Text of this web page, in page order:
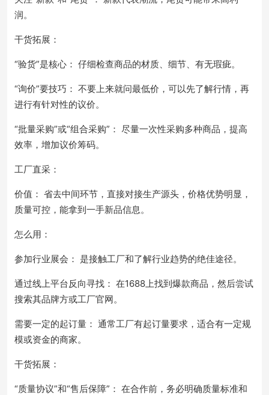
润。
干货拓展：
“验货”是核心： 仔细检查商品的材质、细节、有无瑕疵。
“询价”要技巧： 不要上来就问最低价，可以先了解行情，再
进行有针对性的议价。
“批量采购”或“组合采购”： 尽量一次性采购多种商品，提高
效率，增加议价筹码。
工厂直采：
价值： 省去中间环节，直接对接生产源头，价格优势明显，
质量可控，能拿到一手新品信息。
怎么用：
参加行业展会： 是接触工厂和了解行业趋势的绝佳途径。
通过线上平台反向寻找： 在1688上找到爆款商品，然后尝试
搜索其品牌方或工厂官网。
需要一定的起订量： 通常工厂有起订量要求，适合有一定规
模或资金的商家。
干货拓展：
“质量协议”和“售后保障”： 在合作前，务必明确质量标准和